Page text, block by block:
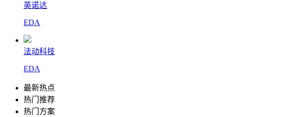
英诺达
EDA
法动科技
EDA
最新热点
热门推荐
热门方案